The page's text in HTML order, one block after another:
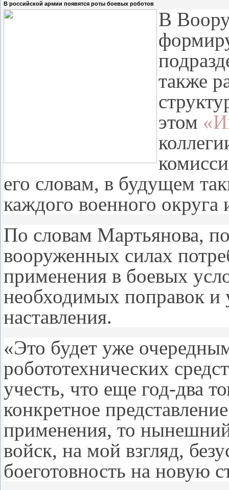
В российской армии появятся роты боевых роботов
В
также
этом
его словам, в будущем
каждого военного округа
По словам Мартьянова,
вооруженных силах
применения в боевых
необходимых поправок и
наставления.
«Это будет уже
робототехнических
учесть, что еще год-два
конкретное
применения, то
войск, на мой взгляд,
боеготовность на новую